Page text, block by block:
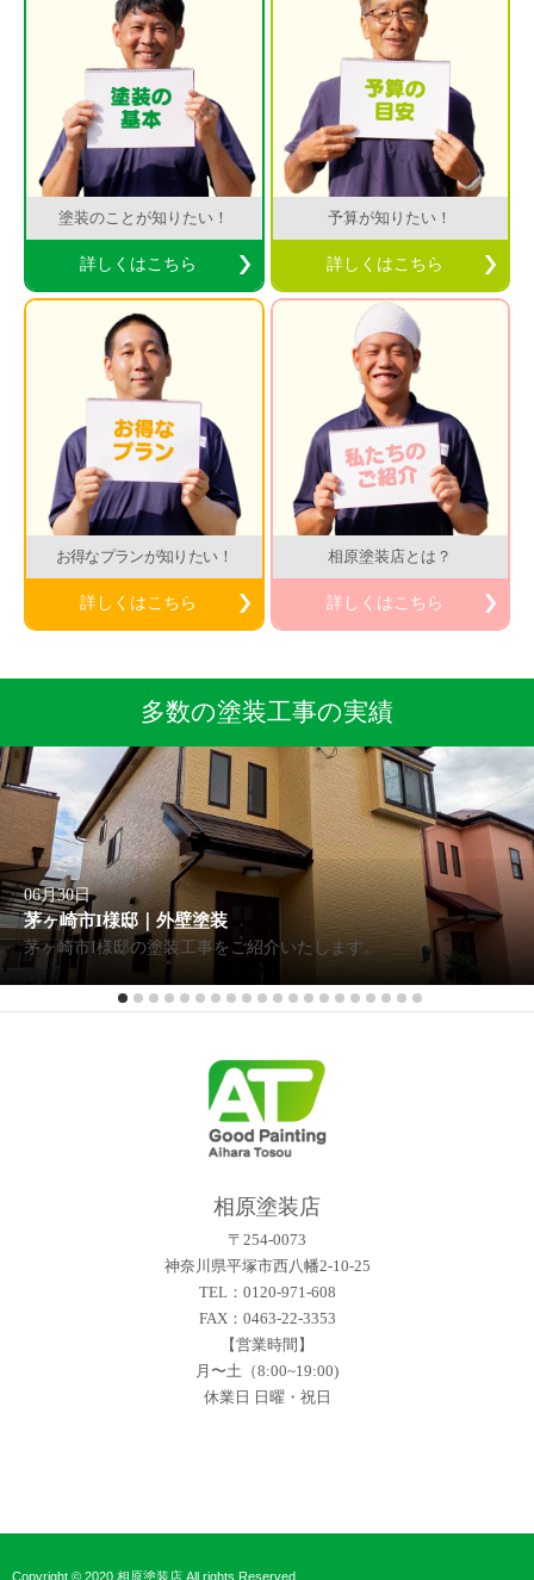
塗装のことが知りたい！
詳しくはこちら
予算が知りたい！
詳しくはこちら
お得なプランが知りたい！
詳しくはこちら
相原塗装店とは？
詳しくはこちら
多数の塗装工事の実績
06月30日
茅ヶ崎市I様邸｜外壁塗装
茅ヶ崎市I様邸の塗装工事をご紹介いたします。
相原塗装店
〒254-0073
神奈川県平塚市西八幡2-10-25
TEL：0120-971-608
FAX：0463-22-3353
【営業時間】
月〜土（8:00~19:00)
休業日 日曜・祝日
Copyright © 2020 相原塗装店 All rights Reserved.